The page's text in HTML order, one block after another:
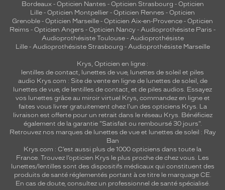
Bordeaux- Opticien Nantes - Opticien Strasbourg - Opticien
Lille - Opticien Montpellier - Opticien Rennes - Opticien
Grenoble - Opticien Marseille - Opticien Aix-en-Provence - Opticien
Reims - Opticien Angers - Opticien Nancy - Audioprothésiste Paris -
Audioprothésiste Toulouse- Audioprothésiste
Lille- Audioprothésiste Strasbourg - Audioprothésiste Marseille
Krys, Opticien en ligne :
lentilles de contact, lunettes de vue, lunettes de soleil et piles
audio Krys.com : Site de vente en ligne de lunettes de soleil, de
lunettes de vue, de lentilles de contact, et de piles audios. Essayez
vos lunettes grâce au miroir virtuel Krys, commandez en ligne et
faites vous livrer gratuitement chez l'un des opticiens Krys. La
livraison est offerte pour un retrait dans le réseau Krys. Bénéficiez
également de la garantie "Satisfait ou remboursé 30 jours".
Retrouvez nos marques de lunettes de vue et lunettes de soleil : Ray
Ban
Krys.com : C’est aussi plus de 1000 opticiens dans toute la
France. Trouvez l’opticien Krys le plus proche de chez vous. Les
lunettes/lentilles sont des dispositifs médicaux qui constituent des
produits de santé réglementés portant à ce titre le marquage CE.
En cas de doute, consultez un professionnel de santé spécialisé.